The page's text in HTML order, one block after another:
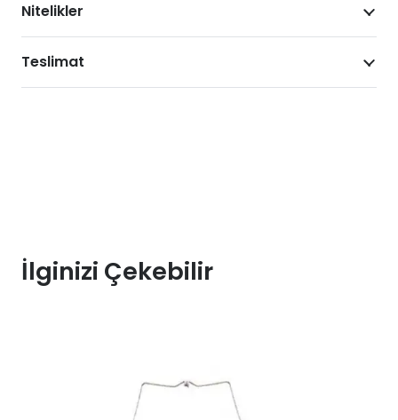
Nitelikler
Teslimat
İlginizi Çekebilir